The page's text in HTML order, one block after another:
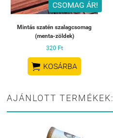
CSOMAG ÁR!
Mintás szatén szalagcsomag
(menta-zöldek)
320 Ft
 KOSÁRBA
AJÁNLOTT TERMÉKEK: